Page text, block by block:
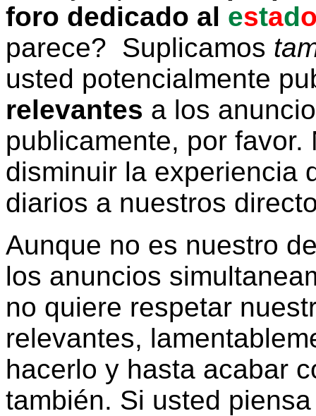
foro dedicado al estad
parece? Suplicamos
usted potencialmente
relevantes a los
publicamente, por
disminuir la experiencia
diarios a nuestros
Aunque no es nuestro
los anuncios
no quiere respetar
relevantes,
hacerlo y hasta acabar
también. Si usted